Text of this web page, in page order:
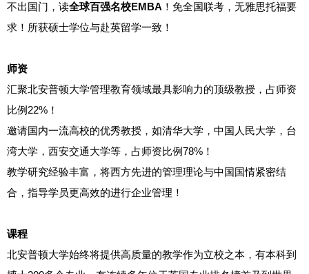
不出国门，读全球百强名校EMBA ！免全国联考，无雅思托福要
求！所获硕士学位与赴英留学一致！
师资
汇聚北安普顿大学管理教育领域最具影响力的顶级教授，占师资
比例22%！
邀请国内一流高校的优秀教授，如清华大学，中国人民大学，台
湾大学，西安交通大学等，占师资比例78%！
教学研究经验丰富，将西方先进的管理理论与中国国情紧密结
合，指导学员更高效的进行企业管理！
课程
北安普顿大学始终将提供高质量的教学作为立校之本，有本科到